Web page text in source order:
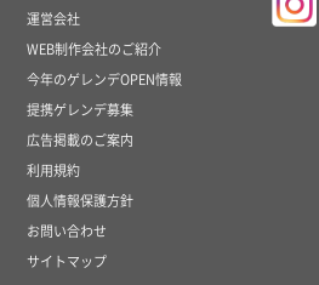
運営会社
WEB制作会社のご紹介
今年のゲレンデOPEN情報
提携ゲレンデ募集
広告掲載のご案内
利用規約
個人情報保護方針
お問い合わせ
サイトマップ